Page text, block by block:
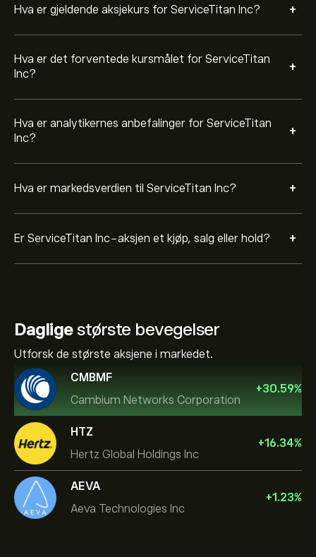
Hva er gjeldende aksjekurs for ServiceTitan Inc? +
Hva er det forventede kursmålet for ServiceTitan
Inc?
+
Hva er analytikernes anbefalinger for ServiceTitan
Inc?
+
Hva er markedsverdien til ServiceTitan Inc? +
Er ServiceTitan Inc-aksjen et kjøp, salg eller hold? +
Dagligestørste bevegelser
Utforsk de største aksjene i markedet.
CMBMF
Cambium Networks Corporation
+30.59%
HTZ
Hertz Global Holdings Inc
+16.34%
AEVA
Aeva Technologies Inc
+1.23%